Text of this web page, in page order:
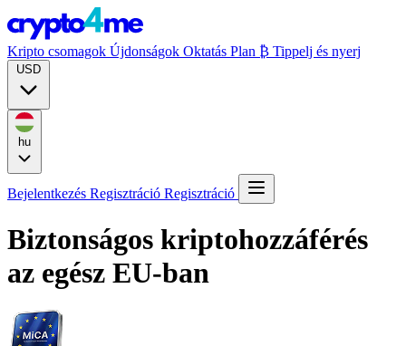
Kripto csomagok Újdonságok Oktatás Plan ₿ Tippelj és nyerj
Bejelentkezés Regisztráció Regisztráció
Biztonságos kriptohozzáférés
az egész EU-ban